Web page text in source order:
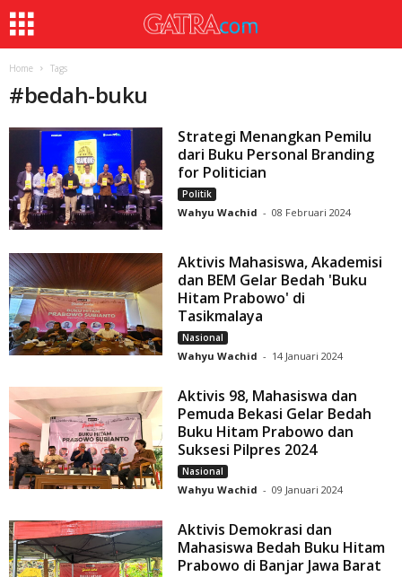
Home Tags
#bedah-buku
Strategi Menangkan Pemilu
dari Buku Personal Branding
for Politician
Politik
Wahyu Wachid - 08 Februari 2024
Aktivis Mahasiswa, Akademisi
dan BEM Gelar Bedah 'Buku
Hitam Prabowo' di
Tasikmalaya
Nasional
Wahyu Wachid - 14 Januari 2024
Aktivis 98, Mahasiswa dan
Pemuda Bekasi Gelar Bedah
Buku Hitam Prabowo dan
Suksesi Pilpres 2024
Nasional
Wahyu Wachid - 09 Januari 2024
Aktivis Demokrasi dan
Mahasiswa Bedah Buku Hitam
Prabowo di Banjar Jawa Barat